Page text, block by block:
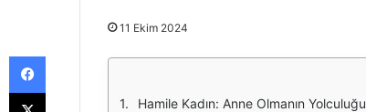
11 Ekim 2024
Hamile Kadın: Anne Olmanın Yolculuğu
Facebook
X